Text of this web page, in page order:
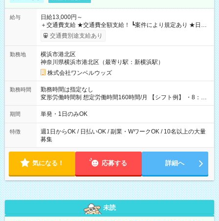
給与
日給13,000円～
＋交通費支給 ★交通費全額支給！ ┗案件により規定あり ★日払
いOK！（規定あり） ┗働いたその日に現金GET♪ お仕事後はコ
ンビニATMから 日払い分を引き落とせます！ 【試用期間】試
交通費別途支給あり
勤務地
横浜市港北区
神奈川県横浜市港北区（最寄り駅：新横浜駅）
株式会社ワンベルウッズ
勤務時間
勤務時間は指定なし
変形労働時間制 想定労働時間160時間/月 【シフト例】 ・8：00
～21：00
期間 単発・1日のみOK
特徴
週1日からOK / 日払いOK / 副業・WワークOK / 10名以上の大量
募集
気になる！ 応募する 詳細へ
未読